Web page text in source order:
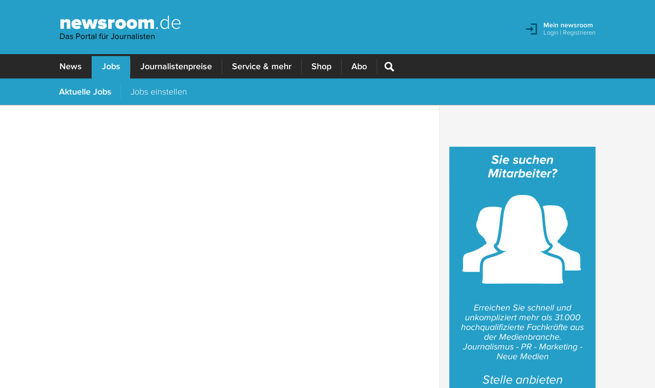
newsroom.de
Das Portal für Journalisten
Mein newsroom
Login | Registrieren
News Jobs Journalistenpreise Service & mehr Shop Abo
Aktuelle Jobs Jobs einstellen
Sie suchen
Mitarbeiter?
Erreichen Sie schnell und
unkompliziert mehr als 31.000
hochqualifizierte Fachkräfte aus
der Medienbranche.
Journalismus - PR - Marketing -
Neue Medien
Stelle anbieten